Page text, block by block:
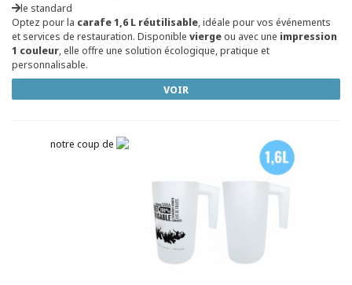
le standard
Optez pour la carafe 1,6 L réutilisable, idéale pour vos événements
et services de restauration. Disponible viergeou avec une impression
1 couleur, elle offre une solution écologique, pratique et
personnalisable.
VOIR
notre coup de